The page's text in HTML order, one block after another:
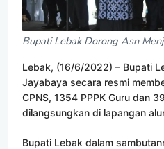
Bupati Lebak Dorong Asn
Lebak, (16/6/2022) – Bupati
Jayabaya secara resmi
CPNS, 1354 PPPK Guru dan
dilangsungkan di lapangan
Bupati Lebak dalam